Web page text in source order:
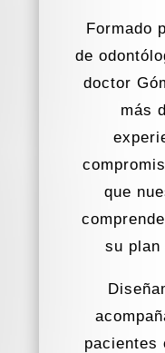
Formado
de
doctor
más
que
su plan
pacientes